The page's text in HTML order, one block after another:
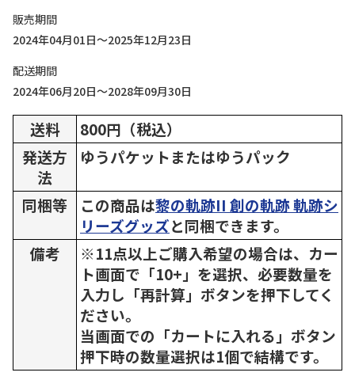
販売期間
2024年04月01日～2025年12月23日
配送期間
2024年06月20日～2028年09月30日
送料
800円（税込）
発送方
法
ゆうパケットまたはゆうパック
同梱等 この商品は黎の軌跡II 創の軌跡 軌跡シ
リーズグッズと同梱できます。
備考
※11点以上ご購入希望の場合は、カー
ト画面で「10+」を選択、必要数量を
入力し「再計算」ボタンを押下してく
ださい。
当画面での「カートに入れる」ボタン
押下時の数量選択は1個で結構です。